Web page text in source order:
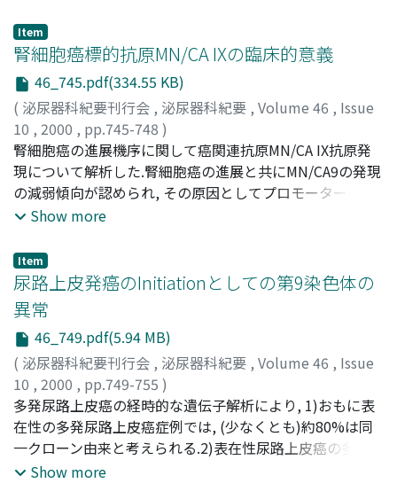
Item
腎細胞癌標的抗原MN/CA IXの臨床的意義
46_745.pdf(334.55 KB)
( 泌尿器科紀要刊行会 , 泌尿器科紀要 , Volume 46 , Issue
10 , 2000 , pp.745-748 )
植村, 天受;趙, 順規;仲川, 嘉紀;清水, 一宏;吉川, 元祥;金,
聖哲;平尾, 佳彦; UEMURA, Hirotsugu;CHO, Masaki;
NAKAGAWA, Yoshinori; SHIMIZU, Kazuhiro;YOSHIKAWA,
Motoyoshi;KIM, Song-Chul
腎細胞癌の進展機序に関して癌関連抗原MN/CA IX抗原発
現について解析した.腎細胞癌の進展と共にMN/CA9の発現
の減弱傾向が認められ, その原因としてプロモーター領域
のDNAメチル化やMN/CA9遺伝子の変異の関与が示唆され
の検出は今後有望であると思われた
Show more
Item
尿路上皮発癌のInitiationとしての第9染色体の
異常
46_749.pdf(5.94 MB)
( 泌尿器科紀要刊行会 , 泌尿器科紀要 , Volume 46 , Issue
10 , 2000 , pp.749-755 )
羽渕, 友則;加藤, 哲郎;高橋, 毅;小川, 修;HABUCHI,
Tomonori;KATO, Tetsuro;TAKAHASHI, Takeshi;
OGAWA, Osamu;90260611
多発尿路上皮癌の経時的な遺伝子解析により, 1)おもに表
在性の多発尿路上皮癌症例では, (少なくとも)約80%は同
一クローン由来と考えられる.2)表在性尿路上皮癌の多くは
再発を繰り返しても遺伝的には安定である.3)多発尿路上皮
Show more